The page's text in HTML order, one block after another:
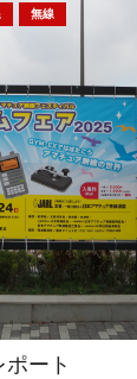
無線
ート